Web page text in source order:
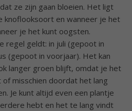
ze zijn gaan bloeien. Het ligt
knoflooksoort en wanneer je het
je het kunt oogsten.
regel geldt: in juli (gepoot in
(gepoot in voorjaar). Het kan
langer groen blijft, omdat je het
misschien doordat het lang
Je kunt altijd even een plantje
hebt en het te lang vindt